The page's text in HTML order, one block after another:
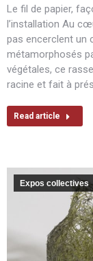
Le fil de papier,
l’installation Au
pas encerclent un
métamorphosés
végétales, ce
racine et fait à
Read article
Expos collectives